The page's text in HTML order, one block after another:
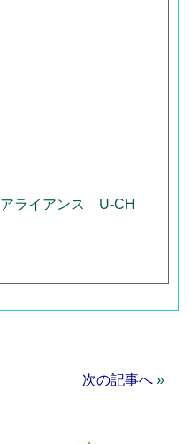
ライアンス U-CH
次の記事へ»